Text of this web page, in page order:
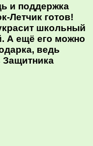
и поддержка
Летчик готов!
школьный
А ещё его можно
ведь